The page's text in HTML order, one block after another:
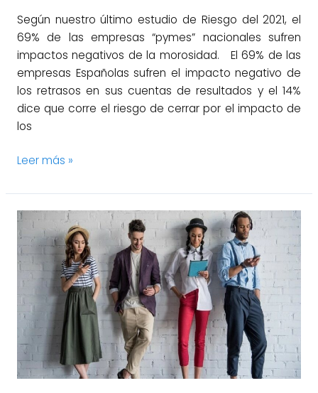
Según nuestro último estudio de Riesgo del 2021, el
69% de las empresas “pymes” nacionales sufren
impactos negativos de la morosidad. El 69% de las
empresas Españolas sufren el impacto negativo de
los retrasos en sus cuentas de resultados y el 14%
dice que corre el riesgo de cerrar por el impacto de
los
Leer más »
Desmitificando
a
los
Millennials